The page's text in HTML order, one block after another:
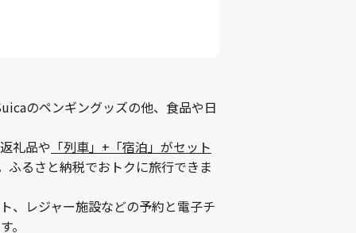
のペンギングッズの他、食品や日
礼品や 「列車」+「宿泊」がセット
ふるさと納税でおトクに旅行できま
、レジャー施設などの予約と電子チ
。